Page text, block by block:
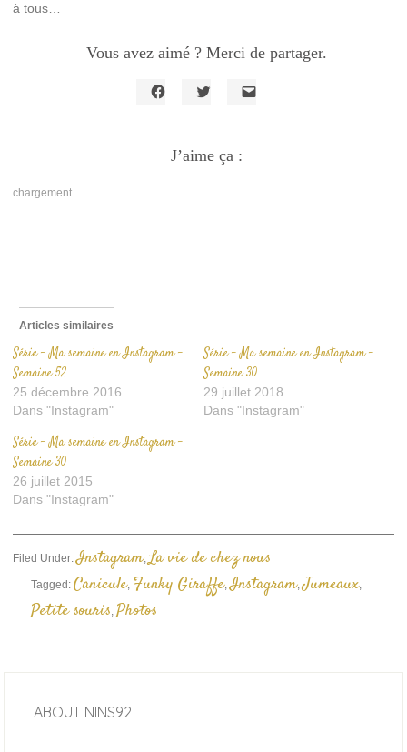
à tous…
Vous avez aimé ? Merci de partager.
Facebook(ouvre
dans
Twitter(ouvre
dans
J’aime ça :
chargement…
Articles similaires
Série – Ma semaine en Instagram –
Semaine 52
25 décembre 2016
Dans "Instagram"
Série – Ma semaine en Instagram –
Semaine 30
29 juillet 2018
Dans "Instagram"
Série – Ma semaine en Instagram –
Semaine 30
26 juillet 2015
Dans "Instagram"
Filed Under:Instagram,La vie de chez nous
Tagged:Canicule, Funky Giraffe,Instagram,Jumeaux,
Petite souris,Photos
ABOUT NINS92